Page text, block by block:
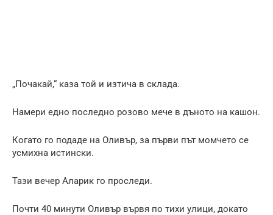
„Почакай,“ каза той и изтича в склада.
Намери едно последно розово мече в дъното на кашон.
Когато го подаде на Оливър, за първи път момчето се
усмихна истински.
Тази вечер Аларик го проследи.
Почти 40 минути Оливър вървя по тихи улици, докато